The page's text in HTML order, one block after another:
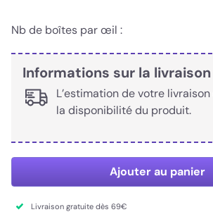
Nb de boîtes par œil :
Informations sur la livraison
L’estimation de votre
la disponibilité du produit.
Ajouter au panier
Livraison gratuite dès 69€